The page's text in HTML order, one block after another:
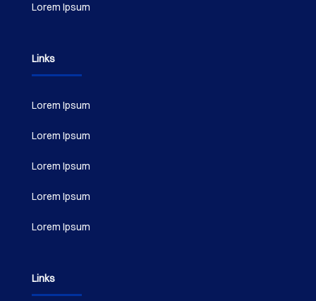
Lorem Ipsum
Links
Lorem Ipsum
Lorem Ipsum
Lorem Ipsum
Lorem Ipsum
Lorem Ipsum
Links